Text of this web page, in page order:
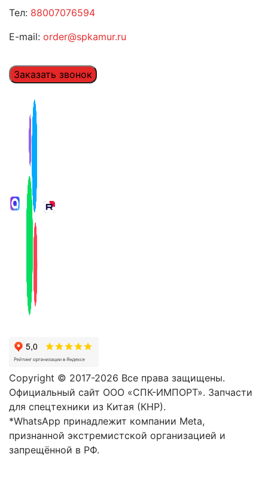
Тел: 88007076594
E-mail: order@spkamur.ru
Заказать звонок
Copyright © 2017-2026 Все права защищены.
Официальный сайт ООО «СПК-ИМПОРТ». Запчасти
для спецтехники из Китая (КНР).
*WhatsApp принадлежит компании Meta,
признанной экстремистской организацией и
запрещённой в РФ.